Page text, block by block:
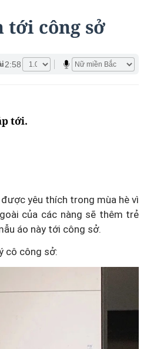
tới công sở
2:58
tới.
yêu thích trong mùa hè vì
của các nàng sẽ thêm trẻ
áo này tới công sở.
cô công sở: